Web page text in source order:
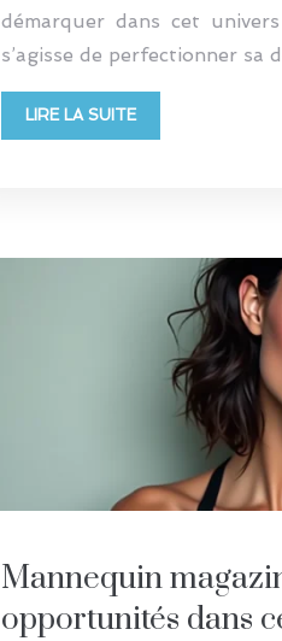
démarquer dans cet
s’agisse de perfectionner sa
LIRE LA SUITE
Mannequin
opportunités dans